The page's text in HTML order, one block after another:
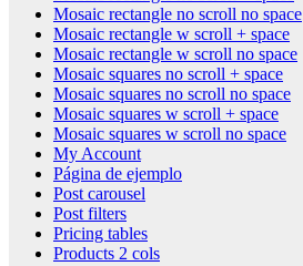
Mosaic rectangle no scroll no space
Mosaic rectangle w scroll + space
Mosaic rectangle w scroll no space
Mosaic squares no scroll + space
Mosaic squares no scroll no space
Mosaic squares w scroll + space
Mosaic squares w scroll no space
My Account
Página de ejemplo
Post carousel
Post filters
Pricing tables
Products 2 cols